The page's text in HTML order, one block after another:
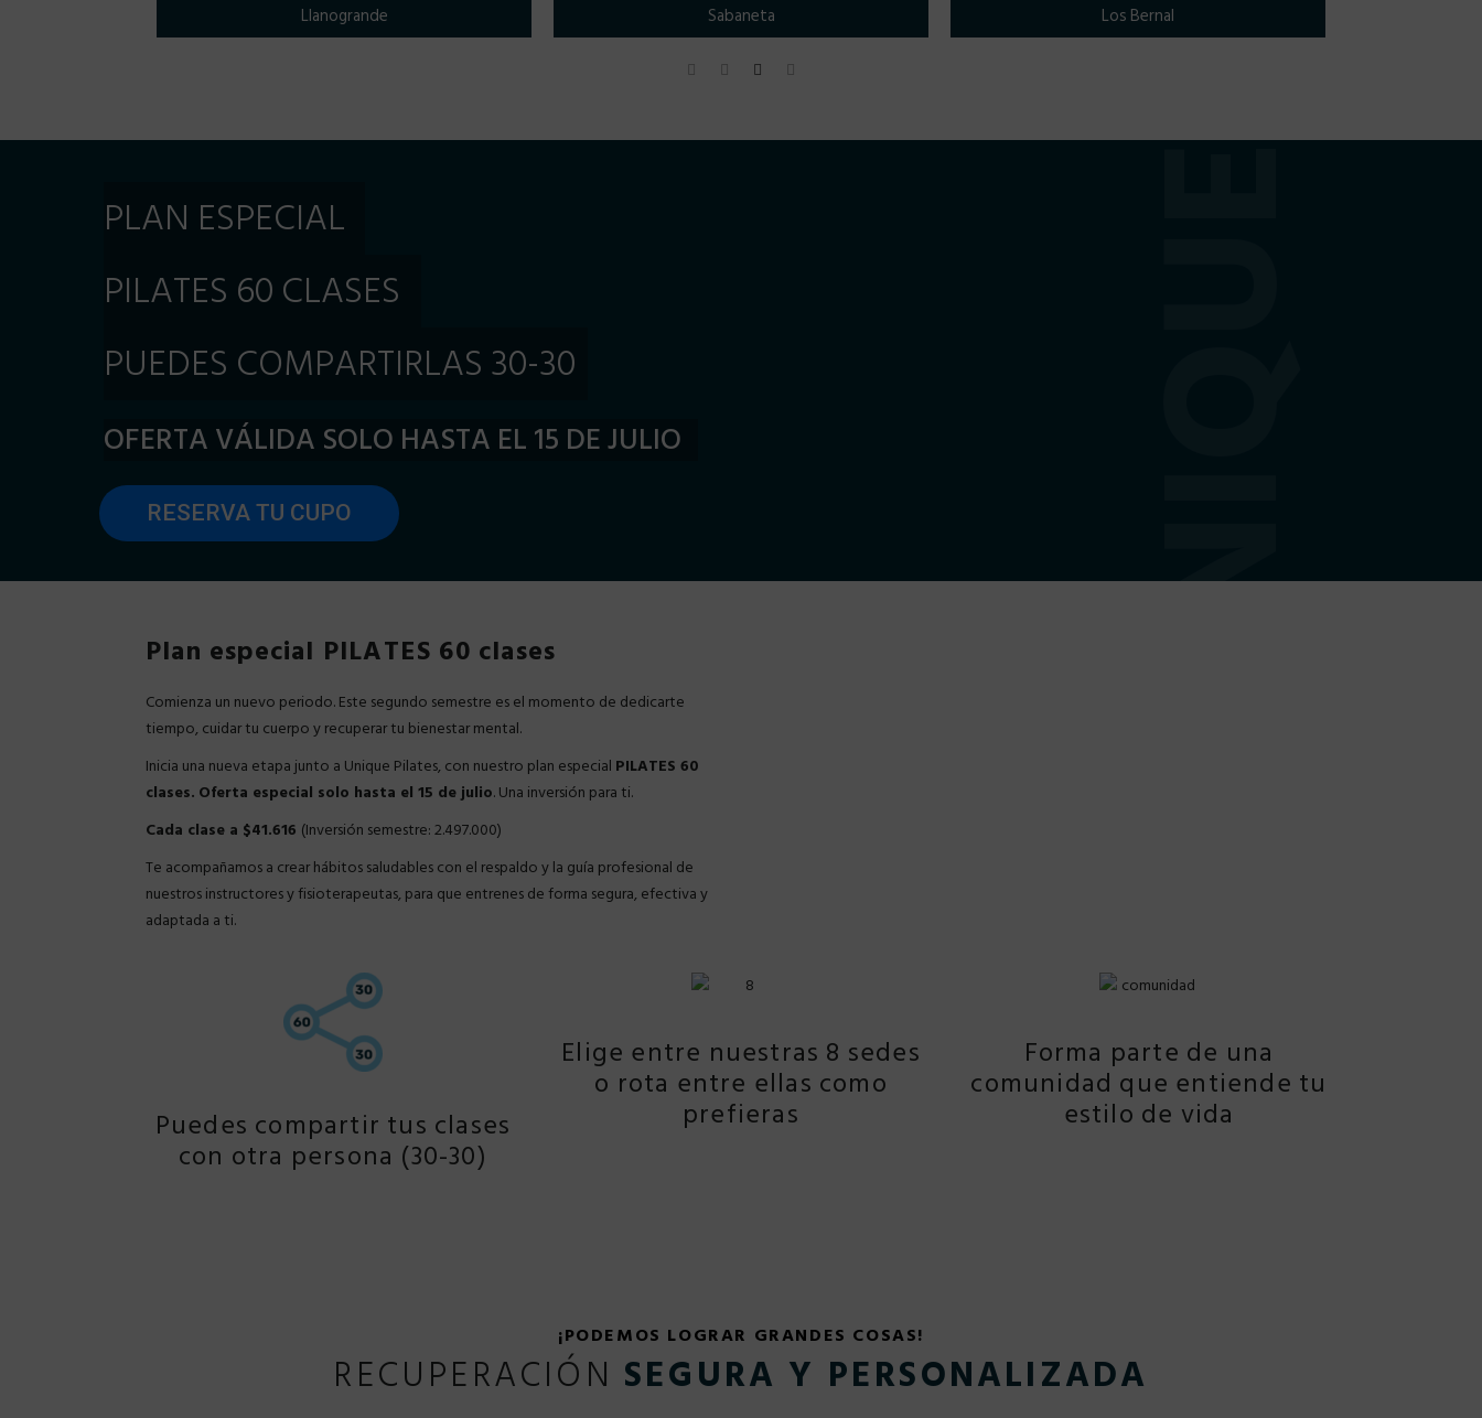
Llanogrande Sabaneta Los Bernal
Plan especial PILATES 60 clases
Comienza un nuevo periodo. Este segundo semestre es el momento de dedicarte
tiempo, cuidar tu cuerpo y recuperar tu bienestar mental.
Inicia una nueva etapa junto a Unique Pilates, con nuestro plan especial PILATES 60
clases. Oferta especial solo hasta el 15 de julio. Una inversión para ti.
Cada clase a $41.616 (Inversión semestre: 2.497.000)
Te acompañamos a crear hábitos saludables con el respaldo y la guía profesional de
nuestros instructores y fisioterapeutas, para que entrenes de forma segura, efectiva y
adaptada a ti.
Puedes compartir tus clases
con otra persona (30-30)
Elige entre nuestras 8 sedes
o rota entre ellas como
prefieras
Forma parte de una
comunidad que entiende tu
estilo de vida
¡PODEMOS LOGRAR GRANDES COSAS!
RECUPERACIÓN SEGURA Y PERSONALIZADA